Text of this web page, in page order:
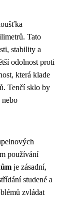
Tato
stability a
odolnost proti
která klade
Tenčí sklo by
používání
je zásadní,
studené a
zvládat